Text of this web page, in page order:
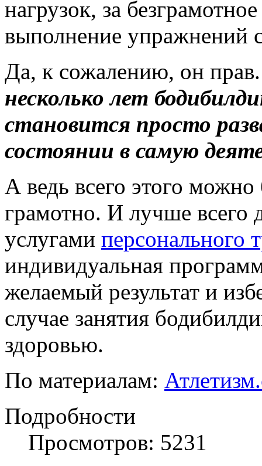
нагрузок, за
выполнение упражнений
Да, к сожалению, он
несколько лет
становится просто
состоянии в самую
А ведь всего этого
грамотно. И лучше всего
услугами персонального
индивидуальная
желаемый результат и
случае занятия
здоровью.
По материалам:
Подробности
Просмотров: 5231